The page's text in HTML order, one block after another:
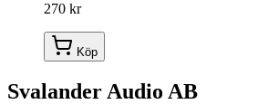
270 kr
Köp
Svalander Audio AB